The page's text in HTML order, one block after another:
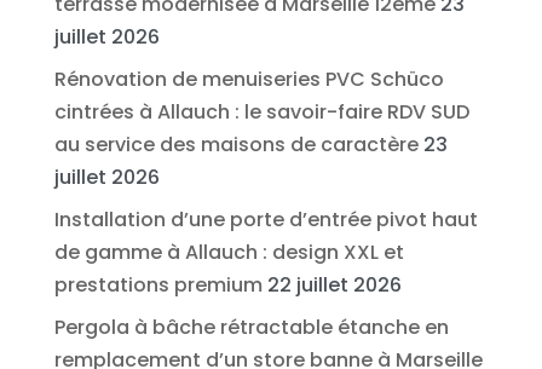
juillet 2026
Rénovation de menuiseries PVC Schüco
cintrées à Allauch : le savoir-faire RDV SUD
au service des maisons de caractère 23
juillet 2026
Installation d’une porte d’entrée pivot haut
de gamme à Allauch : design XXL et
prestations premium 22 juillet 2026
Pergola à bâche rétractable étanche en
remplacement d’un store banne à Marseille